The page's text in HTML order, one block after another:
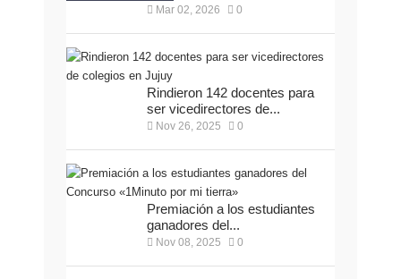
Mar 02, 2026 0
Rindieron 142 docentes para
ser vicedirectores de...
Nov 26, 2025 0
Premiación a los estudiantes
ganadores del...
Nov 08, 2025 0